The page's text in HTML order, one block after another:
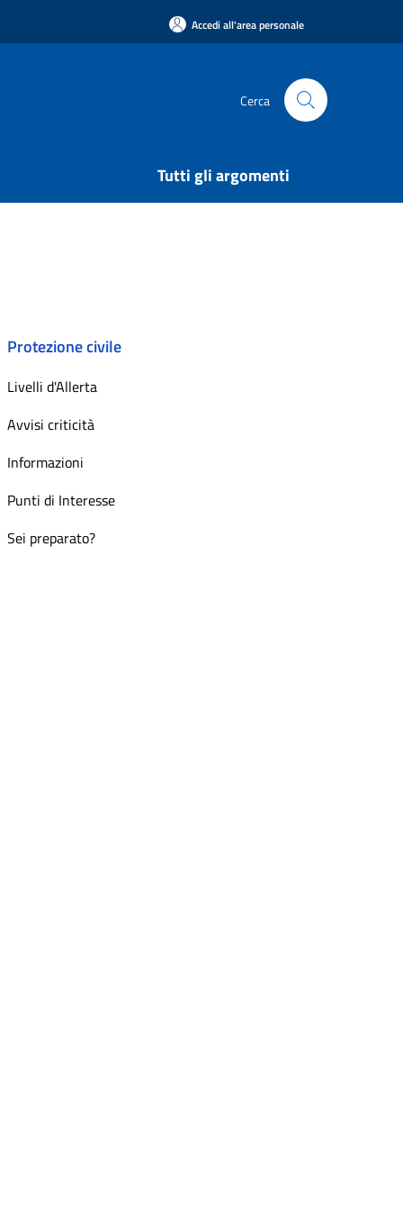
Accedi all'area personale
Cerca
Tutti gli argomenti
Protezione civile
Livelli d'Allerta
Avvisi criticità
Informazioni
Punti di Interesse
Sei preparato?